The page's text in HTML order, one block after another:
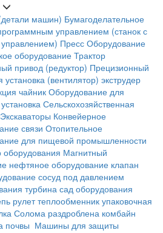
машин) Бумагоделательное
управлением (станок с
Пресс Оборудование
оборудованиеТрактор
привод (редуктор) Прецизионный
установка (вентилятор) экструдер
чайник Оборудование для
Сельскохозяйственная
Экскаваторы Конвейерное
связи Отопительное
для пищевой промышленности
оборудования Магнитный
нефтяное оборудование клапан
сосуд под давлением
турбина сад оборудования
рулет теплообменник упаковочная
Солома раздроблена комбайн
почвы Машины для защиты